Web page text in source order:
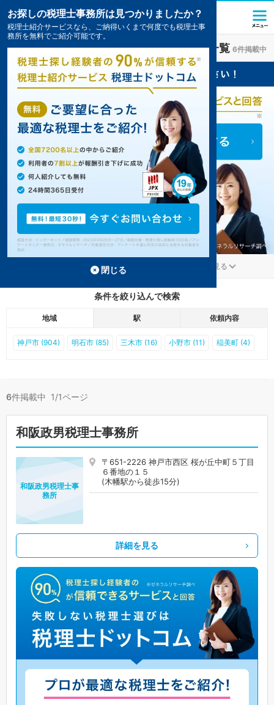
木幡駅(兵庫県)の税理士・会計事務所の一覧 6件掲載中
神戸市西区の木幡駅の事務所が6件見つかりました。 もっと見る
条件を絞り込んで検索
地域 駅 依頼内容
神戸市 (904) 明石市 (85) 三木市 (16) 小野市 (11) 稲美町 (4)
6件掲載中 1/1ページ
和阪政男税理士事務所
〒651-2226 神戸市西区 桜が丘中町５丁目
６番地の１５
(木幡駅から徒歩15分)
和阪政男税理士事
務所
詳細を見る
お探しの税理士事務所は見つかりましたか？
税理士紹介サービスなら、ご納得いくまで何度でも税理士事
務所を無料でご紹介可能です。
閉じる